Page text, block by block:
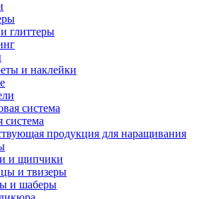
глиттеры
и наклейки
система
система
продукция для наращивания
и щипчики
и твизеры
и шаберы